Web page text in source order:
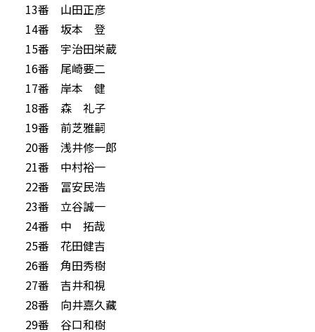
13番 山田正彦
14番 坂本 登
15番 宇治田栄蔵
16番 尾崎要二
17番 岸本 健
18番 森 礼子
19番 前芝雅嗣
20番 浅井修一郎
21番 中村裕一
22番 冨安民浩
23番 立谷誠一
24番 中 拓哉
25番 花田健吉
26番 角田秀樹
27番 吉井和視
28番 向井嘉久藏
29番 谷口和樹